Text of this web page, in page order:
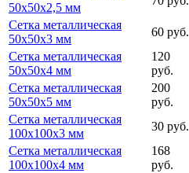
50х50х2,5 мм
Сетка металлическая
50х50х3 мм
60 руб.
Сетка металлическая
50х50х4 мм
120
руб.
Сетка металлическая
50х50х5 мм
200
руб.
Сетка металлическая
100х100х3 мм
30 руб.
Сетка металлическая
100х100х4 мм
168
руб.